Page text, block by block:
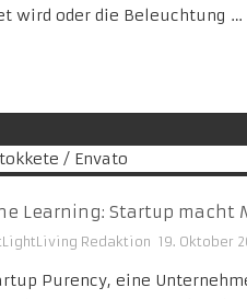
wird oder die Beleuchtung …
Learning: Startup macht
Redaktion 19. Oktober
Purency, eine